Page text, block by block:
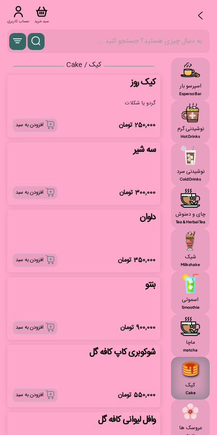
حساب کاربری سبد خرید
اسپرسو بار
Esperso Bar
نوشیدنی گرم
Hot Drinks
نوشیدنی سرد
Cold Drinks
چای و دمنوش
Tea & Herbal Tea
شیک
Milkshake
اسموتی
Smoothie
ماچا
matcha
کیک
Cake
عروسک ها
کیک / Cake
کیک روز
گردو یا شکلات
250,000تومان افزودن به سبد
سه شیر
300,000تومان افزودن به سبد
دلوان
350,000تومان افزودن به سبد
بنتو
900,000تومان افزودن به سبد
شوکوبری کاپ کافه گل
550,000تومان افزودن به سبد
وافل لیوانی کافه گل